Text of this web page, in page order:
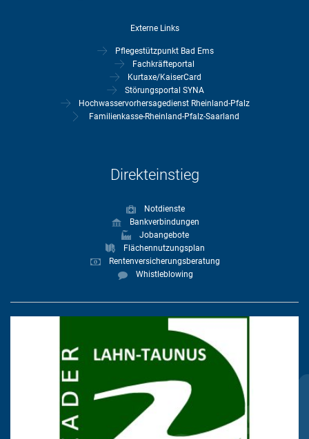
Externe Links
Pflegestützpunkt Bad Ems
Fachkräfteportal
Kurtaxe/KaiserCard
Störungsportal SYNA
Hochwasservorhersagedienst Rheinland-Pfalz
Familienkasse-Rheinland-Pfalz-Saarland
Direkteinstieg
Notdienste
Bankverbindungen
Jobangebote
Flächennutzungsplan
Rentenversicherungsberatung
Whistleblowing